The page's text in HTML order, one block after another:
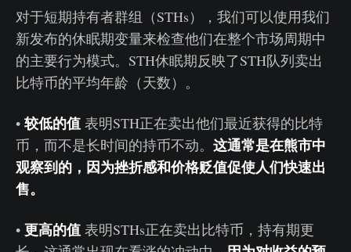
对于短期持有者群组（STHs），我们可以使用我们
新发布的休眠期变量来检查他们在整个市场周期中
的主要行为模式。STH休眠期反映了STH队列卖出
比特币的平均年龄（天数）。
• 较低的值 表明STH正在卖出他们最近获得的比特
币，而不是长时间的持币不动。 这通常是在熊市中
观察到的，因为挫折感和价格贬值促使人们快速出
售。
• 更高的值 表明STHs正在卖出比特币，持有期更